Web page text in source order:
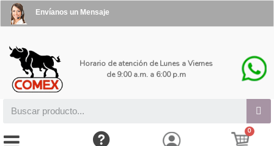
Envíanos un Mensaje
Horario de atención de Lunes a Viernes
de 9:00 a.m. a 6:00 p.m